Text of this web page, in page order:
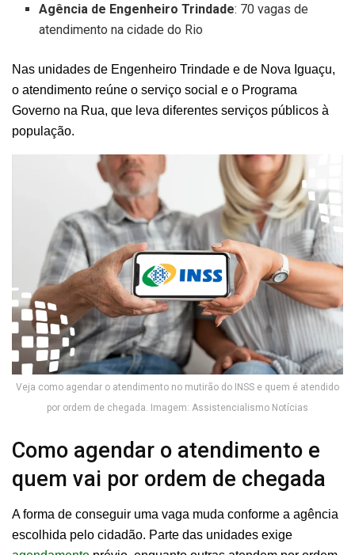
Agência de Engenheiro Trindade: 70 vagas de
atendimento na cidade do Rio
Nas unidades de Engenheiro Trindade e de Nova Iguaçu,
o atendimento reúne o serviço social e o Programa
Governo na Rua, que leva diferentes serviços públicos à
população.
Veja como agendar o atendimento no mutirão do INSS e quem é atendido
por ordem de chegada. Imagem: Assistencialismo Notícias
Como agendar o atendimento e
quem vai por ordem de chegada
A forma de conseguir uma vaga muda conforme a agência
escolhida pelo cidadão. Parte das unidades exige